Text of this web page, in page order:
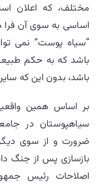
مختلف، که اعلان
اساسی به سوی آن
“سیاه پوست” نمی
باشد که به حکم
باشد، بدون این که
بر اساس همین
سیاهپوستان در
ضرورت و از سوی
بازسازی پس از جنگ
اصلاحات رئیس